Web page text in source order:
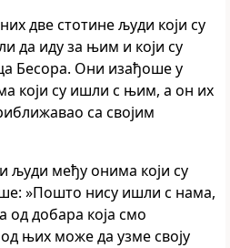
две стотине људи који су
да иду за њим и који су
Бесора. Они изађоше у
који су ишли с њим, а он их
са својим
људи међу онима који су
»Пошто нису ишли с нама,
добара која смо
њих може да узме своју